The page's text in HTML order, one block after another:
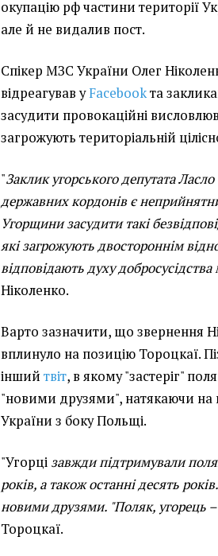
окупацію рф частини території
але й не видалив пост.
Спікер МЗС України Олег
відреагував уFacebookта
засудити провокаційні
загрожують територіальній
"Заклик угорського депутата
державних кордонів є
Угорщини засудити такі
які загрожують двостороннім
відповідають духу
Ніколенко.
Варто зазначити, що звернення
вплинуло на позицію Тороцкаї.
іншийтвіт, в якому "застеріг"
"новими друзями", натякаючи на
України з боку Польщі.
"Угорці завжди підтримували
років, а також останні десять
новими друзями. "Поляк, угорець
Тороцкаї.